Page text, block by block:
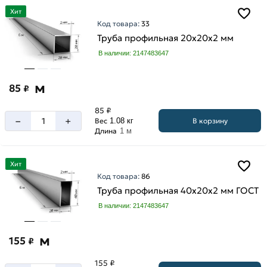
Хит
Код товара:33
Труба профильная 20х20х2 мм
В наличии: 2147483647
85 ₽ м
– +
85 ₽
Вес 1.08 кг
Длина 1 м
В корзину
Хит
Код товара:86
Труба профильная 40х20х2 мм ГОСТ
В наличии: 2147483647
155 ₽ м
155 ₽